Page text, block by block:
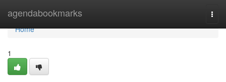
agendabookmarks
Home
Home
1